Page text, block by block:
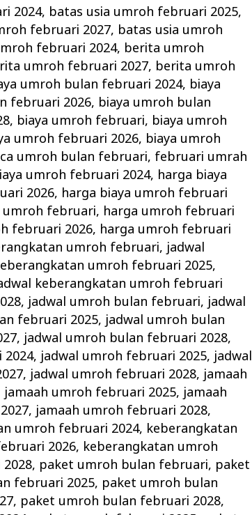
2024, batas usia umroh februari 2025,
februari 2027, batas usia umroh
februari 2024, berita umroh
umroh februari 2027, berita umroh
umroh bulan februari 2024, biaya
februari 2026, biaya umroh bulan
, biaya umroh februari, biaya umroh
umroh februari 2026, biaya umroh
umroh bulan februari, februari umrah
umroh februari 2024, harga biaya
2026, harga biaya umroh februari
umroh februari, harga umroh februari
februari 2026, harga umroh februari
umroh februari, jadwal
umroh februari 2025,
keberangkatan umroh februari
, jadwal umroh bulan februari, jadwal
februari 2025, jadwal umroh bulan
, jadwal umroh bulan februari 2028,
, jadwal umroh februari 2025, jadwal
, jadwal umroh februari 2028, jamaah
jamaah umroh februari 2025, jamaah
, jamaah umroh februari 2028,
umroh februari 2024, keberangkatan
2026, keberangkatan umroh
, paket umroh bulan februari, paket
februari 2025, paket umroh bulan
, paket umroh bulan februari 2028,